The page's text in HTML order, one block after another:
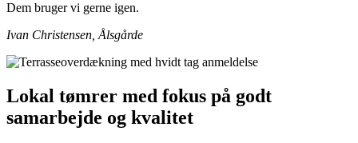
Dem bruger vi gerne igen.
Ivan Christensen, Ålsgårde
Lokal tømrer med fokus på godt
samarbejde og kvalitet